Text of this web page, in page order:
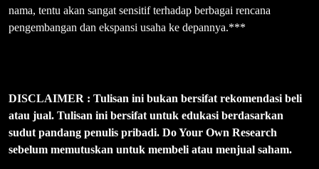
nama, tentu akan sangat sensitif terhadap berbagai rencana
pengembangan dan ekspansi usaha ke depannya.***
DISCLAIMER : Tulisan ini bukan bersifat rekomendasi beli
atau jual. Tulisan ini bersifat untuk edukasi berdasarkan
sudut pandang penulis pribadi. Do Your Own Research
sebelum memutuskan untuk membeli atau menjual saham.